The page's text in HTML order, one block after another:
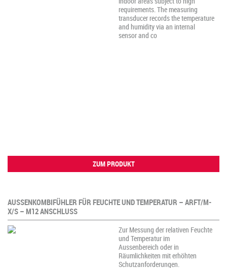
requirements. The measuring
transducer records the temperature
and humidity via an internal
sensor and co
ZUM PRODUKT
AUSSENKOMBIFÜHLER FÜR FEUCHTE UND TEMPERATUR – ARFT/M-
X/S – M12 ANSCHLUSS
Zur Messung der relativen Feuchte
und Temperatur im
Aussenbereich oder in
Räumlichkeiten mit erhöhten
Schutzanforderungen.